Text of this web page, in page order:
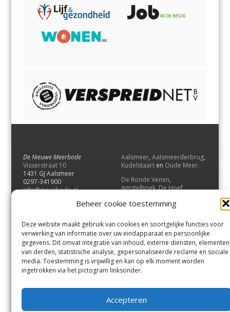
Beheer cookie toestemming
Deze website maakt gebruik van cookies en soortgelijke functies voor
verwerking van informatie over uw eindapparaat en persoonlijke
gegevens. Dit omvat integratie van inhoud, externe diensten, elementen
van derden, statistische analyse, gepersonaliseerde reclame en sociale
media. Toestemming is vrijwillig en kan op elk moment worden
ingetrokken via het pictogram linksonder.
Accepteren
De Nieuwe Meerbode
Visserstraat 10
1431 GJ Aalsmeer
0297-341900
info@meerbode.nl
Aalsmeer, Aalsmeerderbrug,
Kudelstaart en Oude Meer.
De Ronde Venen,
Amstelhoek,De Hoef,
Vrouwenakker,Waverveen
UithoornenDe Kwakel.
Contact
Andere uitgaven
Bezorgklacht
Vacatures
Voorwaarden
Privacyverklaring